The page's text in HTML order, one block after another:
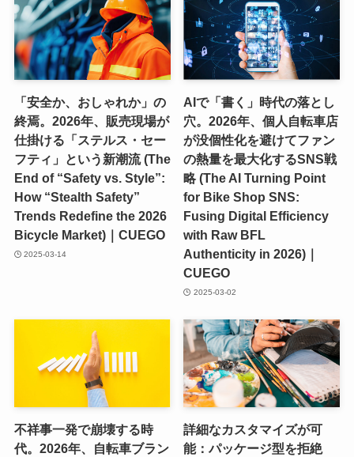
「安全か、おしゃれか」の
終焉。2026年、販売現場が
仕掛ける「ステルス・セー
フティ」という新潮流 (The
End of “Safety vs. Style”:
How “Stealth Safety”
Trends Redefine the 2026
Bicycle Market)｜CUEGO
2025-03-14
AIで「書く」時代の落とし
穴。2026年、個人自転車店
が没個性化を避けてファン
の熱量を最大化するSNS戦
略 (The AI Turning Point
for Bike Shop SNS:
Fusing Digital Efficiency
with Raw BFL
Authenticity in 2026)｜
CUEGO
2025-03-02
不祥事一発で崩壊する時
代。2026年、自転車ブラン
詳細なカスタマイズが可
能：パッケージ型を拒絶